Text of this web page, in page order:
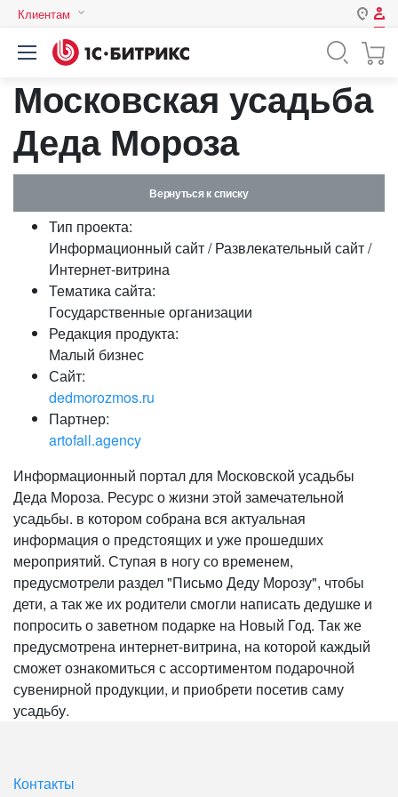
Клиентам
Казахстан
Беларусь
Авторизация
Зарегистрироваться
Логин
Пароль
Запомнить меня на этом
Забыли свой пароль?
Московская усадьба
Деда Мороза
Вернуться к списку
Тип проекта:
Информационный сайт / Развлекательный сайт /
Интернет-витрина
Тематика сайта:
Государственные организации
Редакция продукта:
Малый бизнес
Сайт:
dedmorozmos.ru
Партнер:
artofall.agency
Информационный портал для Московской усадьбы
Деда Мороза. Ресурс о жизни этой замечательной
усадьбы. в котором собрана вся актуальная
информация о предстоящих и уже прошедших
мероприятий. Ступая в ногу со временем,
предусмотрели раздел "Письмо Деду Морозу", чтобы
дети, а так же их родители смогли написать дедушке и
попросить о заветном подарке на Новый Год. Так же
предусмотрена интернет-витрина, на которой каждый
сможет ознакомиться с ассортиментом подарочной
сувенирной продукции, и приобрети посетив саму
усадьбу.
Контакты